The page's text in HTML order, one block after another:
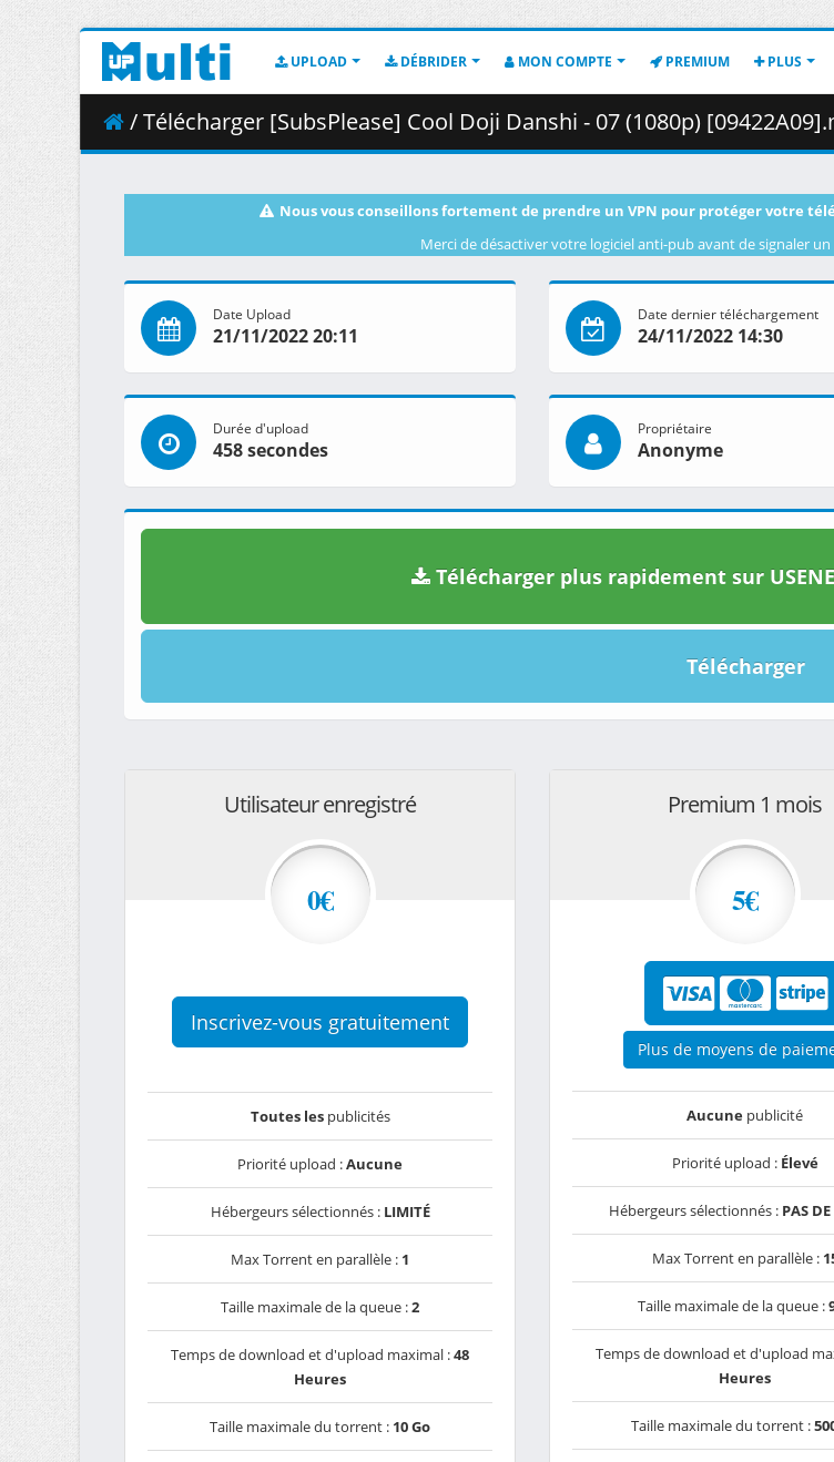
UPLOAD DÉBRIDER MON COMPTE PREMIUM PLUS
/ Télécharger [SubsPlease] Cool Doji Danshi - 07 (1080p)
Nous vous conseillons fortement de prendre un VPN pour protéger votre
Merci de désactiver votre logiciel anti-pub avant de signaler
Date Upload
21/11/2022 20:11
Date dernier téléchargement
24/11/2022 14:30
Durée d'upload
458 secondes
Propriétaire
Anonyme
Télécharger plus rapidement sur
Télécharger
Utilisateur enregistré
0€
Inscrivez-vous gratuitement
Toutes lespublicités
Priorité upload :Aucune
Hébergeurs sélectionnés : LIMITÉ
Max Torrent en parallèle : 1
Taille maximale de la queue :2
Temps de download et d'upload maximal :48
Heures
Taille maximale du torrent : 10 Go
Premium 1 mois
5€
Plus de moyens de
Aucune publicité
Priorité upload : Élevé
Hébergeurs sélectionnés : PAS
Max Torrent en parallèle :
Taille maximale de la queue :
Temps de download et d'upload
Heures
Taille maximale du torrent :